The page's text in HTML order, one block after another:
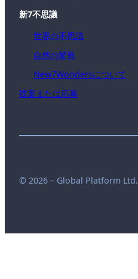
新7不思議
世界の不思議
自然の驚異
New7Wondersについて
提案または応募
© 2026 – Global Platform Ltd.